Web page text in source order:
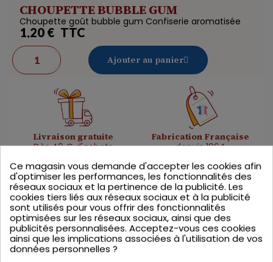
CHOUPETTE BUBBLE GUM
Choupette goût bubble gum Confiserie aromatisée
1,20 € TTC
Ajouter au panier
Livraison gratuite
Dès 49 € d'achats
Fabrication Française
depuis 1964
Ingrédients Infos produits
Ingrédients : Sucre, sirop de glucose, arôme naturel
bubble gum, colorants : rouge de betterave,
carotènes végétaux. Traces éventuelles de GLUTEN,
Ce magasin vous demande d'accepter les cookies afin
d'optimiser les performances, les fonctionnalités des
réseaux sociaux et la pertinence de la publicité. Les
cookies tiers liés aux réseaux sociaux et à la publicité
sont utilisés pour vous offrir des fonctionnalités
optimisées sur les réseaux sociaux, ainsi que des
publicités personnalisées. Acceptez-vous ces cookies
ainsi que les implications associées à l'utilisation de vos
données personnelles ?